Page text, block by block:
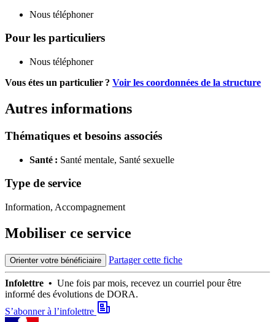
Nous téléphoner
Pour les particuliers
Nous téléphoner
Vous étes un particulier ? Voir les coordonnées de la structure
Autres informations
Thématiques et besoins associés
Santé : Santé mentale, Santé sexuelle
Type de service
Information, Accompagnement
Mobiliser ce service
Orienter votre bénéficiaire Partager cette fiche
Infolettre • Une fois par mois, recevez un courriel pour être
informé des évolutions de DORA.
S’abonner à l’infolettre